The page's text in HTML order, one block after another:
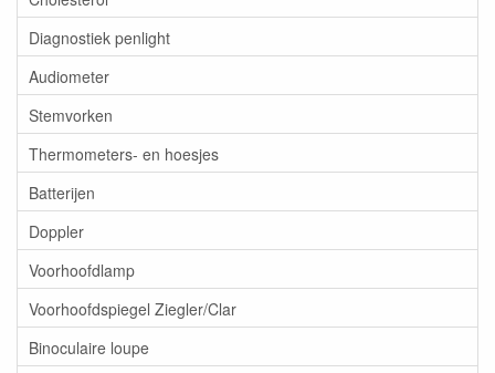
Diagnostiek penlight
Audiometer
Stemvorken
Thermometers- en hoesjes
Batterijen
Doppler
Voorhoofdlamp
Voorhoofdspiegel Ziegler/Clar
Binoculaire loupe